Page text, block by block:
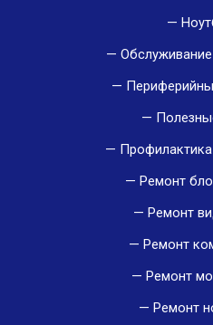
Ремонт
Ремонт
Ремонт
Ремонт
Ремонт